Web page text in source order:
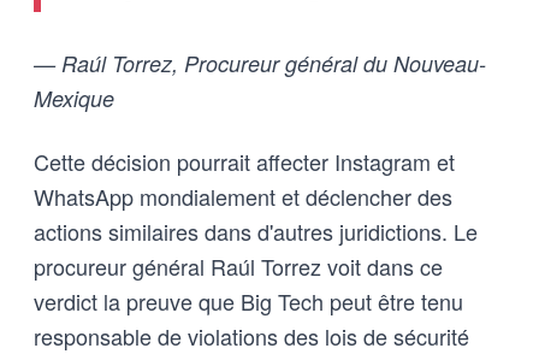
— Raúl Torrez, Procureur général du Nouveau-
Mexique
Cette décision pourrait affecter Instagram et
WhatsApp mondialement et déclencher des
actions similaires dans d'autres juridictions. Le
procureur général Raúl Torrez voit dans ce
verdict la preuve que Big Tech peut être tenu
responsable de violations des lois de sécurité